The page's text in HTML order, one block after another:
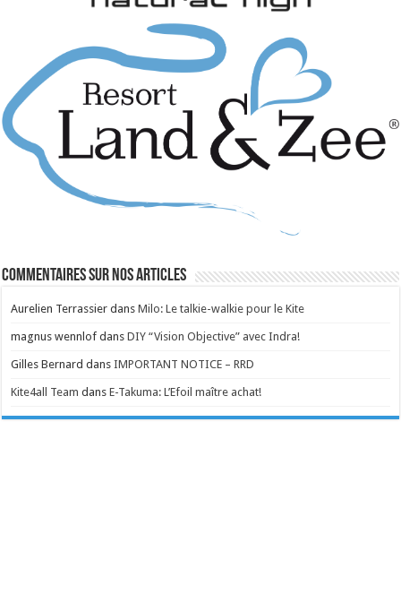
Commentaires sur nos articles
Aurelien Terrassier dansMilo: Le talkie-walkie pour le Kite
magnus wennlof dansDIY “Vision Objective” avec Indra!
Gilles Bernard dansIMPORTANT NOTICE – RRD
Kite4all Team dansE-Takuma: L’Efoil maître achat!